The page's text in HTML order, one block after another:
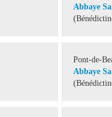
Abbaye
Pont-de-
Abbaye